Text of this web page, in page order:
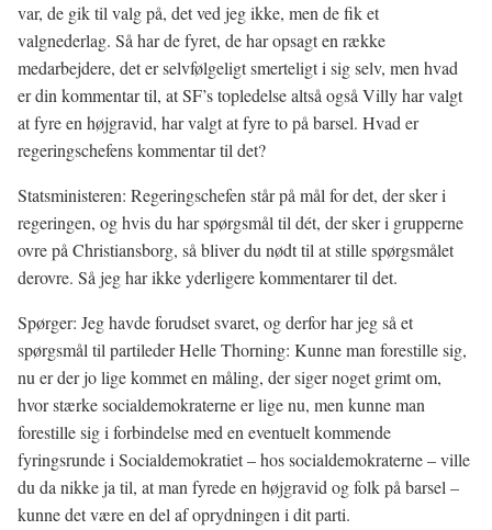
var, de gik til valg på, det ved jeg ikke, men de fik et
valgnederlag. Så har de fyret, de har opsagt en række
medarbejdere, det er selvfølgeligt smerteligt i sig selv, men hvad
er din kommentar til, at SF’s topledelse altså også Villy har valgt
at fyre en højgravid, har valgt at fyre to på barsel. Hvad er
regeringschefens kommentar til det?
Statsministeren: Regeringschefen står på mål for det, der sker i
regeringen, og hvis du har spørgsmål til dét, der sker i grupperne
ovre på Christiansborg, så bliver du nødt til at stille spørgsmålet
derovre. Så jeg har ikke yderligere kommentarer til det.
Spørger: Jeg havde forudset svaret, og derfor har jeg så et
spørgsmål til partileder Helle Thorning: Kunne man forestille sig,
nu er der jo lige kommet en måling, der siger noget grimt om,
hvor stærke socialdemokraterne er lige nu, men kunne man
forestille sig i forbindelse med en eventuelt kommende
fyringsrunde i Socialdemokratiet – hos socialdemokraterne – ville
du da nikke ja til, at man fyrede en højgravid og folk på barsel –
kunne det være en del af oprydningen i dit parti.